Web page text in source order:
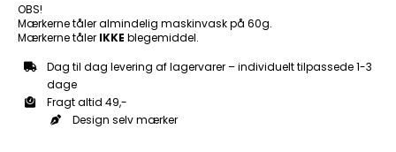
OBS!
Mærkerne tåler almindelig maskinvask på 60g.
Mærkerne tåler IKKE blegemiddel.
Dag til dag levering af lagervarer – individuelt tilpassede 1-3
dage
Fragt altid 49,-
Design selv mærker